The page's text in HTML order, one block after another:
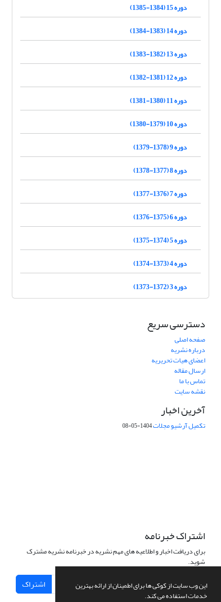
این وب سایت از کوکی ها برای اطمینان از ارائه بهترین
خدمات استفاده می کند.
دوره 15 (1384-1385)
دوره 14 (1383-1384)
دوره 13 (1382-1383)
دوره 12 (1381-1382)
دوره 11 (1380-1381)
دوره 10 (1379-1380)
دوره 9 (1378-1379)
دوره 8 (1377-1378)
دوره 7 (1376-1377)
دوره 6 (1375-1376)
دوره 5 (1374-1375)
دوره 4 (1373-1374)
دوره 3 (1372-1373)
دسترسی سریع
صفحه اصلی
درباره نشریه
اعضای هیات تحریریه
ارسال مقاله
تماس با ما
نقشه سایت
آخرین اخبار
تکمیل آرشیو مجلات1404-05-08
اشتراک خبرنامه
برای دریافت اخبار و اطلاعیه های مهم نشریه در خبرنامه نشریه مشترک
شوید.
اشتراک